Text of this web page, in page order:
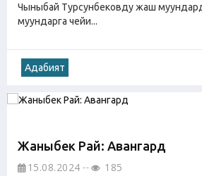
Чыныбай Турсунбековду жаш
муундарга чейи...
Адабият
Жаныбек Рай: Авангард
15.08.2024 185